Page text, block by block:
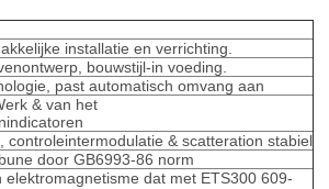
installatie en verrichting.
bouwstijl-in voeding.
past automatisch omvang aan
& van het
controleintermodulatie & scatteration stabiel
door GB6993-86 norm
elektromagnetisme dat met ETS300 609-